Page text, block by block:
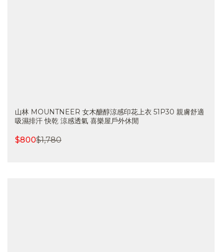
山林 MOUNTNEER 女木醣醇涼感印花上衣 51P30 親膚舒適
吸濕排汗 快乾 涼感透氣 喜樂屋戶外休閒
$800$1,780